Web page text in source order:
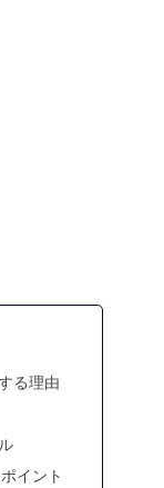
る理由
イント